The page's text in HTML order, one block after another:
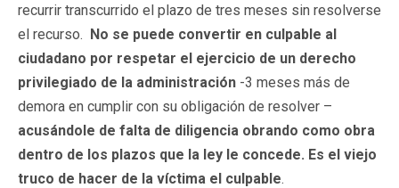
recurrir transcurrido el plazo de tres meses sin resolverse
el recurso. No se puede convertir en culpable al
ciudadano por respetar el ejercicio de un derecho
privilegiado de la administración -3 meses más de
demora en cumplir con su obligación de resolver –
acusándole de falta de diligencia obrando como obra
dentro de los plazos que la ley le concede. Es el viejo
truco de hacer de la víctima el culpable.